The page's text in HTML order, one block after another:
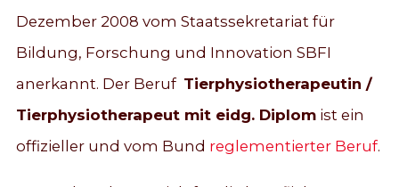
Dezember 2008 vom Staatssekretariat für
Bildung, Forschung und Innovation SBFI
anerkannt. Der Beruf Tierphysiotherapeutin /
Tierphysiotherapeut mit eidg. Diplomist ein
offizieller und vom Bund reglementierter Beruf.